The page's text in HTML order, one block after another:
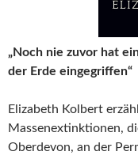
„Noch nie zuvor hat
der Erde eingegriffen“
Elizabeth Kolbert
Massenextinktionen,
Oberdevon, an der